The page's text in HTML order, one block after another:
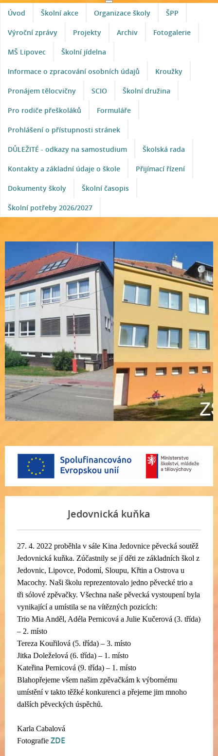
Úvod Školní akce Organizace školy ŠPP
Výroční zprávy Projekty Archiv Fotogalerie
MŠ Lipovec Školní jídelna
Informace o zpracování osobních údajů Kroužky
Pronájem tělocvičny SCIO Školní družina
Pro rodiče přeškoláků Formuláře
Prohlášení o přístupnosti stránek
DŮLEŽITÉ - odkazy na samostudium Školská rada
Kontakty a základní údaje o škole Přijímací řízení
Dokumenty školy Školní časopis
Školní potřeby 2026/2027
Jedovnická kuňka
27. 4. 2022 proběhla v sále Kina Jedovnice pěvecká soutěž
Jedovnická kuňka. Zúčastnily se jí děti ze základních škol z
Jedovnic, Lipovce, Podomí, Sloupu, Křtin a Ostrova u
Macochy. Naši školu reprezentovalo jedno pěvecké trio a
tři sólové zpěvačky. Všechna naše pěvecká vystoupení byla
vynikající a umístila se na vítězných pozicích:
Trio Mia Anděl, Adéla Pernicová a Julie Kučerová (3. třída)
– 2. místo
Tereza Kouřilová (5. třída) – 3. místo
Jitka Doleželová (6. třída) – 1. místo
Kateřina Pernicová (9. třída) – 1. místo
Blahopřejeme všem našim zpěvačkám k výbornému
umístění v takto těžké konkurenci a přejeme jim mnoho
dalších pěveckých úspěchů.
Karla Cabalová
Fotografie ZDE